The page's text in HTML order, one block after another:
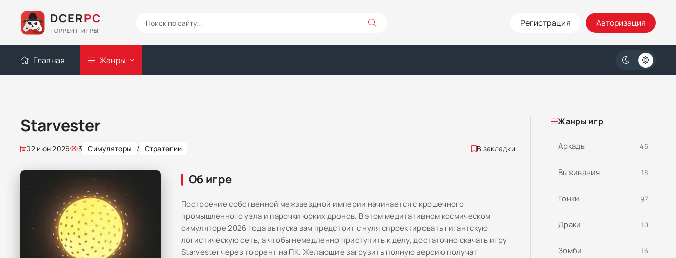
DCERPC
ТОРРЕНТ-ИГРЫ
Регистрация Авторизация
Главная Жанры
Starvester
02 июн 2026 3 Симуляторы / Стратегии В закладки
Об игре
Построение собственной межзвездной империи начинается с крошечного
промышленного узла и парочки юрких дронов. В этом медитативном космическом
симуляторе 2026 года выпуска вам предстоит с нуля спроектировать гигантскую
логистическую сеть, а чтобы немедленно приступить к делу, достаточно скачать игру
Starvester через торрент на ПК. Желающие загрузить полную версию получат
Жанры игр
Аркады 46
Выживания 18
Гонки 97
Драки 10
Зомби 16